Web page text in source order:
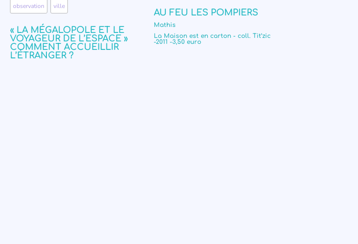
observation ville
« LA MÉGALOPOLE ET LE
VOYAGEUR DE L’ESPACE »
COMMENT ACCUEILLIR
L’ÉTRANGER ?
AU FEU LES POMPIERS
Mathis
La Maison est en carton - coll. Tit’zic
-2011 -3,50 euro